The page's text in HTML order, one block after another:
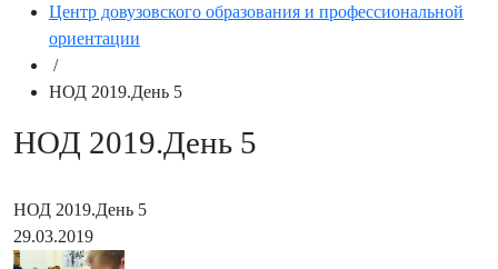
Центр довузовского образования и профессиональной
ориентации
/
НОД 2019.День 5
НОД 2019.День 5
НОД 2019.День 5
29.03.2019